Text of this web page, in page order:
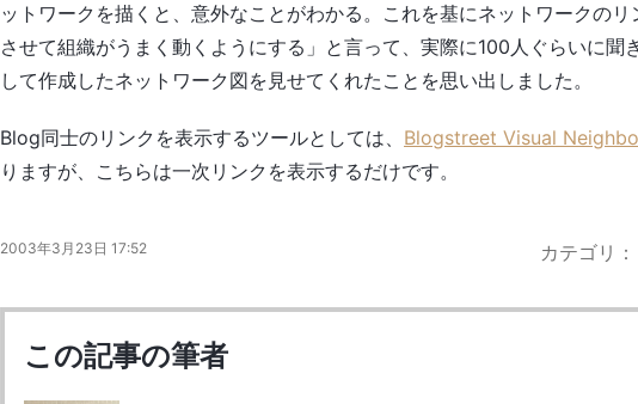
ットワークを描くと、意外なことがわかる。これを基にネットワークのリ
させて組織がうまく動くようにする」と言って、実際に100人ぐらいに聞
して作成したネットワーク図を見せてくれたことを思い出しました。
Blog同士のリンクを表示するツールとしては、 Blogstreet Visual
りますが、こちらは一次リンクを表示するだけです。
2003年3月23日 17:52 カテゴリ
この記事の筆者